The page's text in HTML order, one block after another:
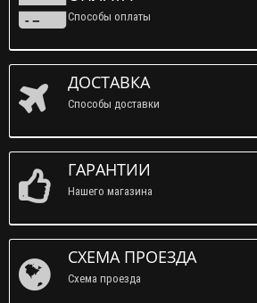
Способы оплаты
ДОСТАВКА
Способы доставки
ГАРАНТИИ
Нашего магазина
СХЕМА ПРОЕЗДА
Схема проезда